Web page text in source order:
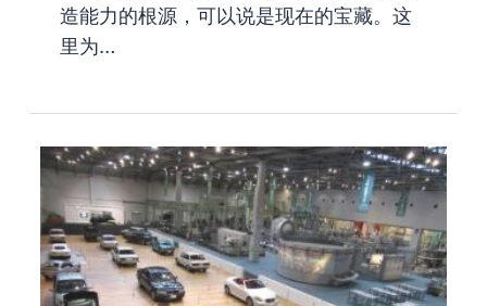
造能力的根源，可以说是现在的宝藏。这
里为…